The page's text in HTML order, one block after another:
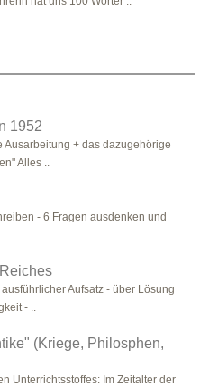
1952
Ausarbeitung + das dazugehörige
Alles ..
- 6 Fragen ausdenken und
Aufsatz - über Lösung
- ..
(Kriege, Philosphen,
Unterrichtsstoffes: Im Zeitalter der